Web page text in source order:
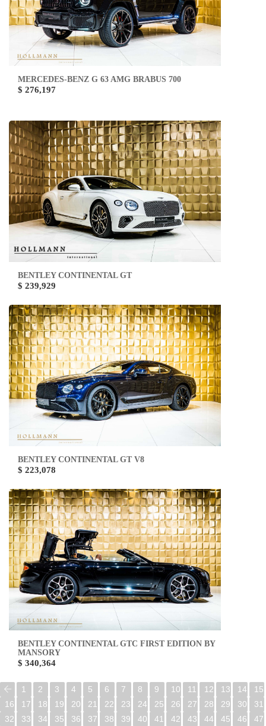
MERCEDES-BENZ G 63 AMG BRABUS 700
$ 276,197
BENTLEY CONTINENTAL GT
$ 239,929
BENTLEY CONTINENTAL GT V8
$ 223,078
BENTLEY CONTINENTAL GTC FIRST EDITION BY
MANSORY
$ 340,364
1 2 3 4 5 6 7 8 9 10 11 12 13 14
15
16
17 18 19 20 21 22 23 24 25 26 27 28 29 30
31
32
33 34 35 36 37 38 39 40 41 42 43 44 45 46
47